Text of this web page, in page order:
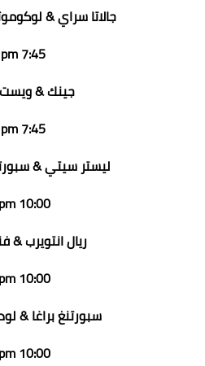
جالاتا سراي &
7:45 pm
جينك &
7:45 pm
ليستر سيتي &
10:00 pm
ريال انتويرب &
10:00 pm
سبورتنغ براغا &
10:00 pm